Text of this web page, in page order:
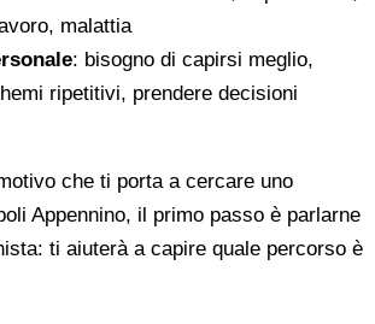
malattia
: bisogno di capirsi meglio,
ripetitivi, prendere decisioni
che ti porta a cercare uno
Appennino, il primo passo è parlarne
ti aiuterà a capire quale percorso è